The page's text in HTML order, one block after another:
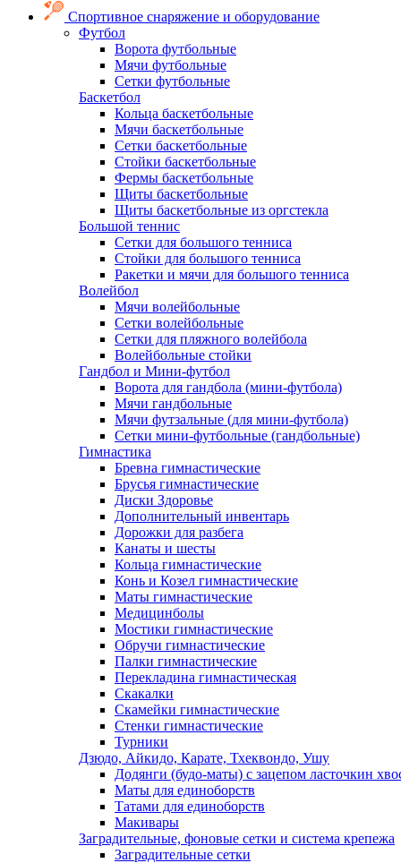
Спортивное снаряжение и оборудование
Футбол
Ворота футбольные
Мячи футбольные
Сетки футбольные
Баскетбол
Кольца баскетбольные
Мячи баскетбольные
Сетки баскетбольные
Стойки баскетбольные
Фермы баскетбольные
Щиты баскетбольные
Щиты баскетбольные из оргстекла
Большой теннис
Сетки для большого тенниса
Стойки для большого тенниса
Ракетки и мячи для большого тенниса
Волейбол
Мячи волейбольные
Сетки волейбольные
Сетки для пляжного волейбола
Волейбольные стойки
Гандбол и Мини-футбол
Ворота для гандбола (мини-футбола)
Мячи гандбольные
Мячи футзальные (для мини-футбола)
Сетки мини-футбольные (гандбольные)
Гимнастика
Бревна гимнастические
Брусья гимнастические
Диски Здоровье
Дополнительный инвентарь
Дорожки для разбега
Канаты и шесты
Кольца гимнастические
Конь и Козел гимнастические
Маты гимнастические
Медицинболы
Мостики гимнастические
Обручи гимнастические
Палки гимнастические
Перекладина гимнастическая
Скакалки
Скамейки гимнастические
Стенки гимнастические
Турники
Дзюдо, Айкидо, Карате, Тхеквондо, Ушу
Додянги (будо-маты) с зацепом ласточкин
Маты для единоборств
Татами для единоборств
Макивары
Заградительные, фоновые сетки и система крепежа
Заградительные сетки